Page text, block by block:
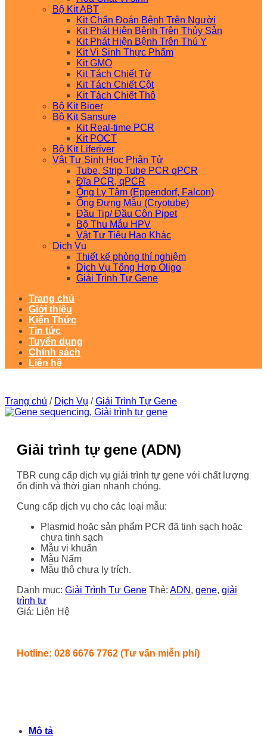
Bộ Kit ABT
Kit Chẩn Đoán Bệnh Trên Người
Kit Phát Hiện Bệnh Trên Thủy Sản
Kit Phát Hiện Bệnh Trên Thú Y
Kit Vi Sinh Thực Phẩm
Kit GMO
Kit Tách Chiết Từ
Kit Tách Chiết Cột
Kit Tách Chiết Thô
Bộ Kit Bioer
Bộ Kit Sansure
Kit Real-time PCR
Kit POCT
Bộ Kit Liferiver
Vật Tư Sinh Học Phân Tử
Tube, Strip Tube PCR qPCR
Đĩa PCR, qPCR
Ống Ly Tâm (Eppendorf, Falcon)
Ống Đựng Mẫu (Cryotube)
Đầu Tip/ Đầu Côn Pipet
Bộ Thu Mẫu HPV
Vật Tư Tiêu Hao Khác
Dịch Vụ
Thiết kế phòng thí nghiệm
Dịch Vụ Tổng Hợp Oligo
Giải Trình Tự Gene
Trang chủ
Giới thiệu
Kiến Thức
Tin tức
Tuyển dụng
Chính sách
Liên hệ
Trang chủ / Dịch Vụ / Giải Trình Tự Gene
Giải trình tự gene (ADN)
TBR cung cấp dịch vụ giải trình tự gene với chất lượng
ổn định và thời gian nhanh chóng.
Cung cấp dịch vụ cho các loại mẫu:
Plasmid hoặc sản phẩm PCR đã tinh sạch hoặc
chưa tinh sạch
Mẫu vi khuẩn
Mẫu Nấm
Mẫu thô chưa ly trích.
Danh mục: Giải Trình Tự Gene Thẻ: ADN , gene, giải
trình tự
Giá: Liên Hệ
Hotline: 028 6676 7762 (Tư vấn miễn phí)
Mô tả